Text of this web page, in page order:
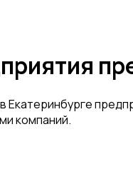
компаний.